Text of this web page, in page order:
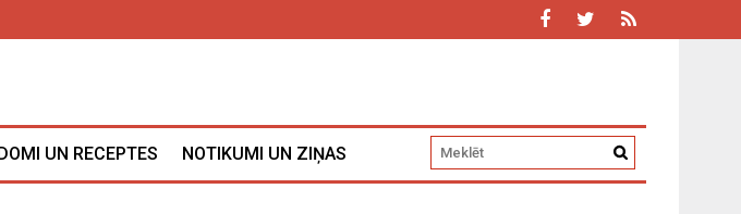
UN RECEPTES NOTIKUMI UN ZIŅAS